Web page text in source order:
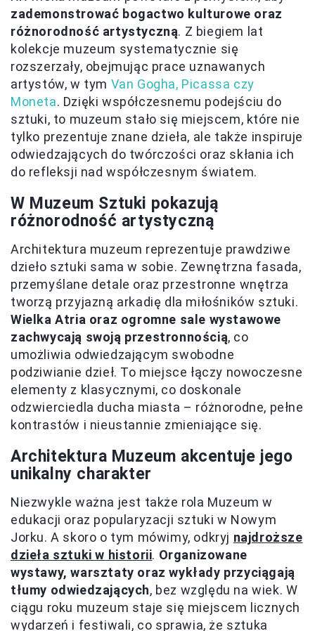
zademonstrować bogactwo kulturowe oraz
różnorodność artystyczną. Z biegiem lat
kolekcje muzeum systematycznie się
rozszerzały, obejmując prace uznawanych
artystów, w tym Van Gogha, Picassa czy
Moneta. Dzięki współczesnemu podejściu do
sztuki, to muzeum stało się miejscem, które nie
tylko prezentuje znane dzieła, ale także inspiruje
odwiedzających do twórczości oraz skłania ich
do refleksji nad współczesnym światem.
W Muzeum Sztuki pokazują
różnorodność artystyczną
Architektura muzeum reprezentuje prawdziwe
dzieło sztuki sama w sobie. Zewnętrzna fasada,
przemyślane detale oraz przestronne wnętrza
tworzą przyjazną arkadię dla miłośników sztuki.
Wielka Atria oraz ogromne sale wystawowe
zachwycają swoją przestronnością, co
umożliwia odwiedzającym swobodne
podziwianie dzieł. To miejsce łączy nowoczesne
elementy z klasycznymi, co doskonale
odzwierciedla ducha miasta – różnorodne, pełne
kontrastów i nieustannie zmieniające się.
Architektura Muzeum akcentuje jego
unikalny charakter
Niezwykle ważna jest także rola Muzeum w
edukacji oraz popularyzacji sztuki w Nowym
Jorku. A skoro o tym mówimy, odkryj najdroższe
dzieła sztuki w historii. Organizowane
wystawy, warsztaty oraz wykłady przyciągają
tłumy odwiedzających, bez względu na wiek. W
ciągu roku muzeum staje się miejscem licznych
wydarzeń i festiwali, co sprawia, że sztuka